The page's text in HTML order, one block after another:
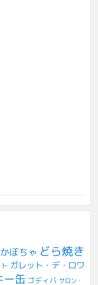
かぼちゃ どら焼き
ガレット・デ・ロワ
ー缶 ゴディバ サロン・